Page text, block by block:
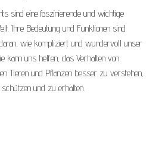
sind eine faszinierende und wichtige
Ihre Bedeutung und Funktionen sind
wie kompliziert und wundervoll unser
kann uns helfen, das Verhalten von
Tieren und Pflanzen besser zu verstehen,
und zu erhalten.